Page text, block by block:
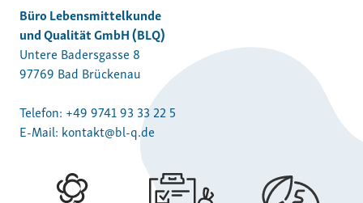
Büro Lebensmittelkunde
und Qualität GmbH (BLQ)
Untere Badersgasse 8
97769 Bad Brückenau
Telefon: +49 9741 93 33 22 5
E-Mail: kontakt@bl-q.de